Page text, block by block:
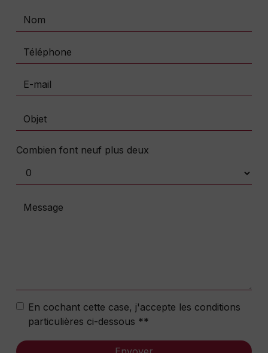
Combien font neuf plus deux
En cochant cette case, j'accepte les conditions
particulières ci-dessous **